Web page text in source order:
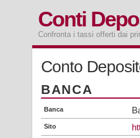
Conti
Confronta i tassi offerti dai
Conto
BANCA
Banca
Sito